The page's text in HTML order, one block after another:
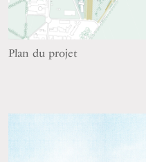
Plan du projet